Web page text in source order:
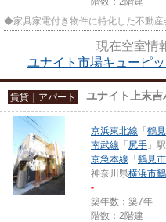
◆家具家電付き物件に特化した不動
現在空室情
ユナイト市場キューピ
賃貸｜アパート ユナイト上末
京浜東北線 「 鶴見
南武線 「 尻手 」
京急本線 「 鶴見
神奈川県横浜市
-
築年数：築7年
階数：2階建